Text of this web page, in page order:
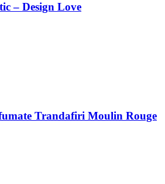
– Design Love
Trandafiri Moulin Rouge